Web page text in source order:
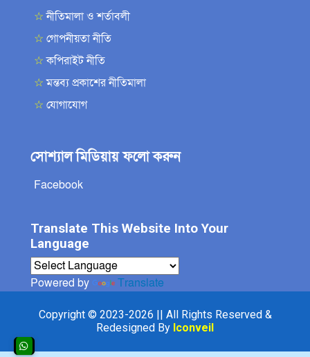
☆নীতিমালা ও শর্তাবলী
☆ গোপনীয়তা নীতি
☆কপিরাইট নীতি
☆মন্তব্য প্রকাশের নীতিমালা
☆ যোগাযোগ
সোশ্যাল মিডিয়ায় ফলো করুন
Facebook
Translate This Website Into Your
Language
Powered by Translate
Copyright © 2023-2026 || All Rights Reserved &
Redesigned By Iconveil